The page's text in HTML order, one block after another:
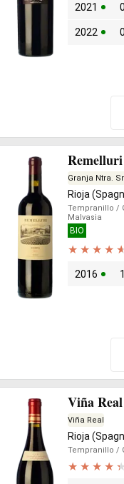
2021
2022
Remelluri
Granja Ntra.
Rioja
Tempranillo /
Malvasia
BIO
2016
Viña
Viña Real
Rioja
Tempranillo /